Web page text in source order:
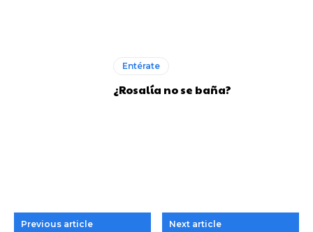
Entérate
¿Rosalía no se baña?
Previous article Next article